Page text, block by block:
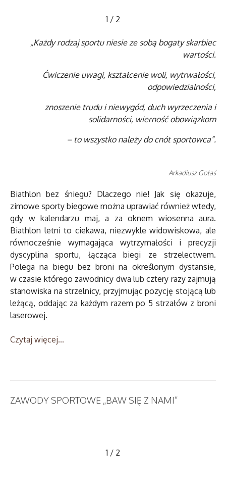
1 / 2
„Każdy rodzaj sportu niesie ze sobą bogaty skarbiec
wartości.
Ćwiczenie uwagi, kształcenie woli, wytrwałości,
odpowiedzialności,
znoszenie trudu i niewygód, duch wyrzeczenia i
solidarności, wierność obowiązkom
– to wszystko należy do cnót sportowca”.
Arkadiusz Gołaś
Biathlon bez śniegu? Dlaczego nie! Jak się okazuje,
zimowe sporty biegowe można uprawiać również wtedy,
gdy w kalendarzu maj, a za oknem wiosenna aura.
Biathlon letni to ciekawa, niezwykle widowiskowa, ale
równocześnie wymagająca wytrzymałości i precyzji
dyscyplina sportu, łącząca biegi ze strzelectwem.
Polega na biegu bez broni na określonym dystansie,
w czasie którego zawodnicy dwa lub cztery razy zajmują
stanowiska na strzelnicy, przyjmując pozycję stojącą lub
leżącą, oddając za każdym razem po 5 strzałów z broni
laserowej.
Czytaj więcej...
ZAWODY SPORTOWE „BAW SIĘ Z NAMI”
1 / 2